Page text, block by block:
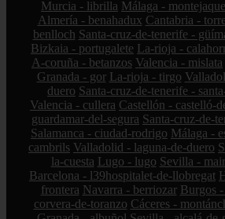
Murcia - librilla Málaga - montejaque
Almería - benahadux Cantabria -
benlloch Santa-cruz-de-tenerife -
Bizkaia - portugalete La-rioja -
A-coruña - betanzos Valencia - mislata
Granada - gor La-rioja - tirgo
duero Santa-cruz-de-tenerife -
Valencia - cullera Castellón - castelló-
guardamar-del-segura Santa-cruz-de-
Salamanca - ciudad-rodrigo Málaga -
cambrils Valladolid - laguna-de-duero
la-cuesta Lugo - lugo Sevilla -
Barcelona - l39hospitalet-de-llobregat
frontera Navarra - berriozar Burgos
corvera-de-toranzo Cáceres -